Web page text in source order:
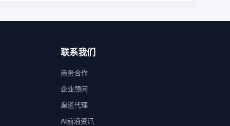
联系我们
商务合作
企业顾问
渠道代理
AI前沿资讯